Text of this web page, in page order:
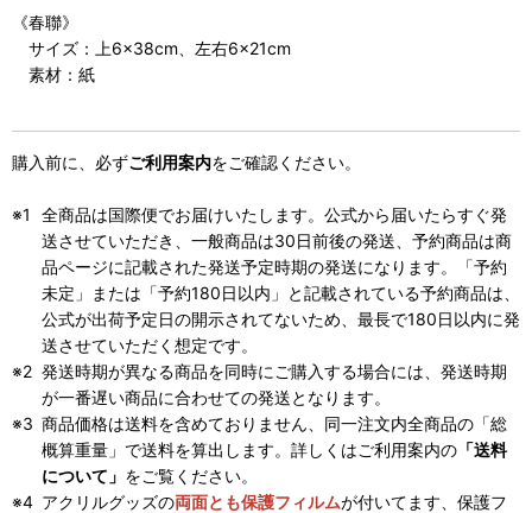
《春聯》
サイズ：上6×38cm、左右6×21cm
素材：紙
購入前に、必ずご利用案内をご確認ください。
全商品は国際便でお届けいたします。公式から届いたらすぐ発
送させていただき、一般商品は30日前後の発送、予約商品は商
品ページに記載された発送予定時期の発送になります。「予約
未定」または「予約180日以内」と記載されている予約商品は、
公式が出荷予定日の開示されてないため、最長で180日以内に発
送させていただく想定です。
発送時期が異なる商品を同時にご購入する場合には、発送時期
が一番遅い商品に合わせての発送となります。
商品価格は送料を含めておりません、同一注文内全商品の「総
概算重量」で送料を算出します。詳しくはご利用案内の 「送料
について」 をご覧ください。
アクリルグッズの両面とも保護フィルムが付いてます、保護フ